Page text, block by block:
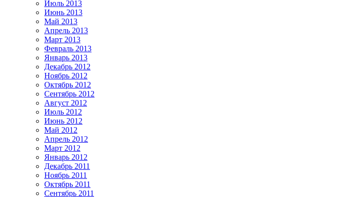
Июль 2013
Июнь 2013
Май 2013
Апрель 2013
Март 2013
Февраль 2013
Январь 2013
Декабрь 2012
Ноябрь 2012
Октябрь 2012
Сентябрь 2012
Август 2012
Июль 2012
Июнь 2012
Май 2012
Апрель 2012
Март 2012
Январь 2012
Декабрь 2011
Ноябрь 2011
Октябрь 2011
Сентябрь 2011